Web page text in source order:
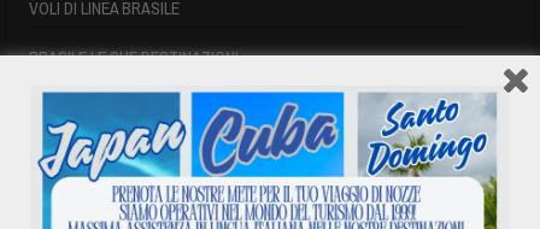
VOLI DI LINEA BRASILE
BRASILE LE SUE DESTINAZIONI
INFORMAZIONI UTILI BRASILE
SIGLE AEROPORTUALI